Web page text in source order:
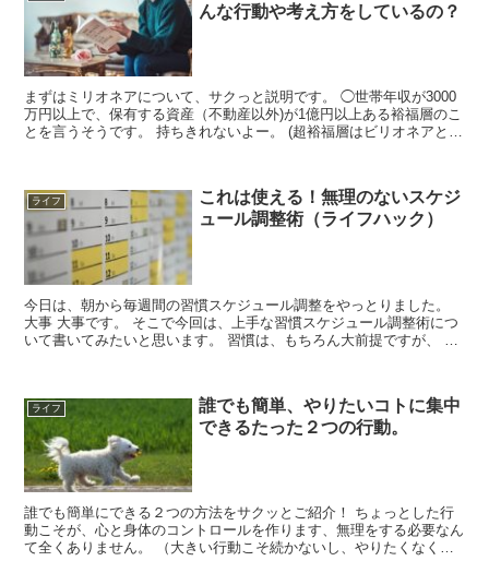
んな行動や考え方をしているの？
まずはミリオネアについて、サクっと説明です。 ◯世帯年収が3000
万円以上で、保有する資産（不動産以外)が1億円以上ある裕福層のこ
とを言うそうです。 持ちきれないよー。 (超裕福層はビリオネアとい
ライフ
これは使える！無理のないスケジ
ュール調整術（ライフハック）
今日は、朝から毎週間の習慣スケジュール調整をやっとりました。
大事 大事です。 そこで今回は、上手な習慣スケジュール調整術につ
いて書いてみたいと思います。 習慣は、もちろん大前提ですが、 そ
ライフ
誰でも簡単、やりたいコトに集中
できるたった２つの行動。
誰でも簡単にできる２つの方法をサクッとご紹介！ ちょっとした行
動こそが、心と身体のコントロールを作ります、無理をする必要なん
て全くありません。 （大きい行動こそ続かないし、やりたくなくな